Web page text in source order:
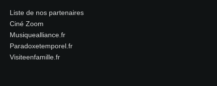
Liste de nos partenaires
Ciné Zoom
Musiquealliance.fr
Paradoxetemporel.fr
Visiteenfamille.fr